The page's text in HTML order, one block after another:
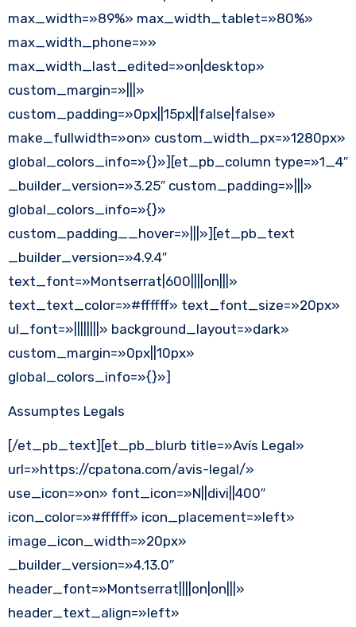
max_width=»89%» max_width_tablet=»80%»
max_width_phone=»»
max_width_last_edited=»on|desktop»
custom_margin=»|||»
custom_padding=»0px||15px||false|false»
make_fullwidth=»on» custom_width_px=»1280px»
global_colors_info=»{}»][et_pb_column type=»1_4″
_builder_version=»3.25″ custom_padding=»|||»
global_colors_info=»{}»
custom_padding__hover=»|||»][et_pb_text
_builder_version=»4.9.4″
text_font=»Montserrat|600||||on|||»
text_text_color=»#ffffff» text_font_size=»20px»
ul_font=»||||||||» background_layout=»dark»
custom_margin=»0px||10px»
global_colors_info=»{}»]
Assumptes Legals
[/et_pb_text][et_pb_blurb title=»Avís Legal»
url=»https://cpatona.com/avis-legal/»
use_icon=»on» font_icon=»N||divi||400″
icon_color=»#ffffff» icon_placement=»left»
image_icon_width=»20px»
_builder_version=»4.13.0″
header_font=»Montserrat||||on|on|||»
header_text_align=»left»